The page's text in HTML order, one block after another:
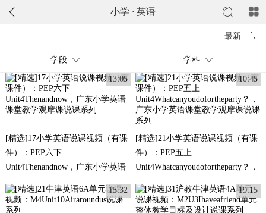
小学 · 英语
最新
学段 学科
13:05
[精选]17小学英语说课视频（有课
件）：PEP六下
Unit4Thenandnow，广东小学英语
10:45
[精选]21小学英语说课视频（有课
件）：PEP五上
Unit4Whatcanyoudofortheparty？，
系列
15:32 19:15